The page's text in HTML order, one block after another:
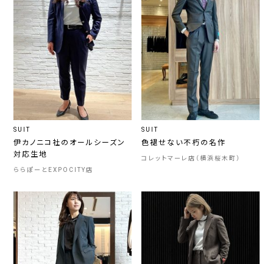
SUIT
伊カノニコ社のオールシーズン
対応生地
ららぽーとEXPOCITY店
SUIT
色褪せない不朽の名作
コレットマーレ店（横浜桜木町）